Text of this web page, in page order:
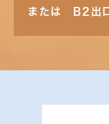
または B2出